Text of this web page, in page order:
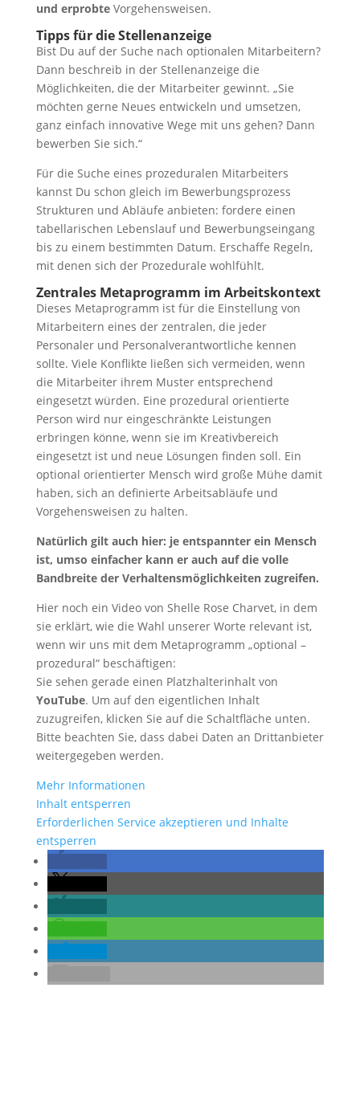
und erprobteVorgehensweisen.
Tipps für die Stellenanzeige
Bist Du auf der Suche nach optionalen Mitarbeitern?
Dann beschreib in der Stellenanzeige die
Möglichkeiten, die der Mitarbeiter gewinnt. „Sie
möchten gerne Neues entwickeln und umsetzen,
ganz einfach innovative Wege mit uns gehen? Dann
bewerben Sie sich.“
Für die Suche eines prozeduralen Mitarbeiters
kannst Du schon gleich im Bewerbungsprozess
Strukturen und Abläufe anbieten: fordere einen
tabellarischen Lebenslauf und Bewerbungseingang
bis zu einem bestimmten Datum. Erschaffe Regeln,
mit denen sich der Prozedurale wohlfühlt.
Zentrales Metaprogramm im Arbeitskontext
Dieses Metaprogramm ist für die Einstellung von
Mitarbeitern eines der zentralen, die jeder
Personaler und Personalverantwortliche kennen
sollte. Viele Konflikte ließen sich vermeiden, wenn
die Mitarbeiter ihrem Muster entsprechend
eingesetzt würden. Eine prozedural orientierte
Person wird nur eingeschränkte Leistungen
erbringen könne, wenn sie im Kreativbereich
eingesetzt ist und neue Lösungen finden soll. Ein
optional orientierter Mensch wird große Mühe damit
haben, sich an definierte Arbeitsabläufe und
Vorgehensweisen zu halten.
Natürlich gilt auch hier: je entspannter ein Mensch
ist, umso einfacher kann er auch auf die volle
Bandbreite der Verhaltensmöglichkeiten zugreifen.
Hier noch ein Video von Shelle Rose Charvet, in dem
sie erklärt, wie die Wahl unserer Worte relevant ist,
wenn wir uns mit dem Metaprogramm „optional –
prozedural“ beschäftigen:
Sie sehen gerade einen Platzhalterinhalt von
YouTube. Um auf den eigentlichen Inhalt
zuzugreifen, klicken Sie auf die Schaltfläche unten.
Bitte beachten Sie, dass dabei Daten an Drittanbieter
weitergegeben werden.
Mehr Informationen
Inhalt entsperren
Erforderlichen Service akzeptieren und Inhalte
entsperren